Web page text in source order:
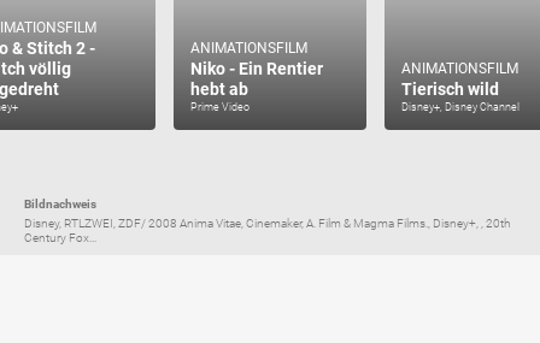
& Stitch 2 -
völlig
ANIMATIONSFILM
Niko - Ein Rentier
hebt ab
Prime Video
ANIMATIONSFILM
Tierisch wild
Disney+, Disney Channel
Bildnachweis
Disney, RTLZWEI, ZDF/ 2008 Anima Vitae, Cinemaker, A. Film & Magma Films., Disney+, , 20th
Century Fox...